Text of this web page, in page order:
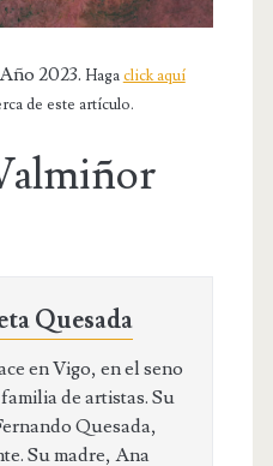
2023. Hagaclick aquí
de este artículo.
Quesada
en Vigo, en el seno
de artistas. Su
Quesada,
Su madre, Ana